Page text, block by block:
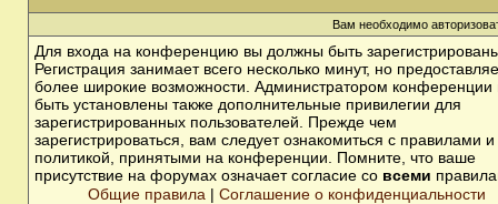
Вам необходимо
Для входа на конференцию вы должны быть
Регистрация занимает всего несколько минут, но
более широкие возможности. Администратором конференции
быть установлены также дополнительные привилегии для
зарегистрированных пользователей. Прежде чем
зарегистрироваться, вам следует ознакомиться с правилами и
политикой, принятыми на конференции. Помните, что ваше
присутствие на форумах означает согласие со всеми
Общие правила | Соглашение о конфиденциальности